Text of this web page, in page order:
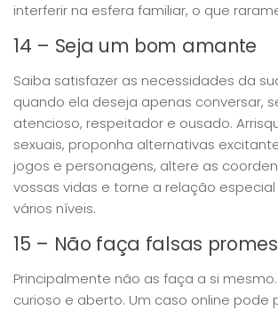
interferir na esfera familiar, o que
14 – Seja um bom amante
Saiba satisfazer as necessidades da
quando ela deseja apenas conversar,
atencioso, respeitador e ousado.
sexuais, proponha alternativas
jogos e personagens, altere as
vossas vidas e torne a relação
vários níveis.
15 – Não faça falsas
Principalmente não as faça a si
curioso e aberto. Um caso online pode